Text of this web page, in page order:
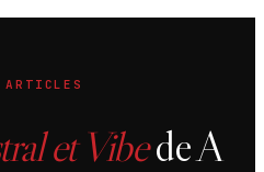
et Vibede A